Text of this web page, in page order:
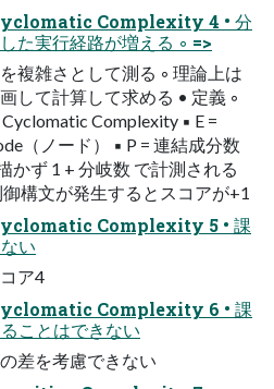
Complexity 4 • 分
た実⾏経路が増える ◦ =>
複雑さとして測る ◦ 理論上は
して計算して求める • 定義 ◦
Complexity ▪ E =
（ノード） ▪ P = 連結成分数
かず 1 + 分岐数 で計測される
御構⽂が発⽣するとスコアが+1
Complexity 5 • 課
い
ア4
Complexity 6 • 課
ことはできない
差を考慮できない